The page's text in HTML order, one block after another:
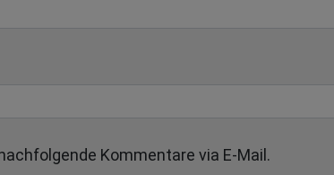
Kommentare via E-Mail.